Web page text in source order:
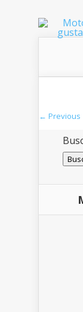
← Previous